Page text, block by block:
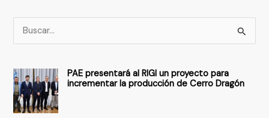
u
c
a
r
PAE presentará al RIGI un proyecto para
incrementar la producción de Cerro Dragón